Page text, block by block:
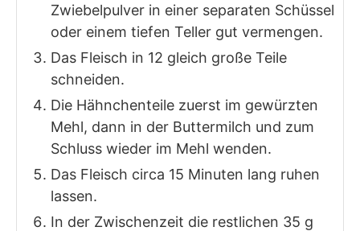
Zwiebelpulver in einer separaten Schüssel
oder einem tiefen Teller gut vermengen.
Das Fleisch in 12 gleich große Teile
schneiden.
Die Hähnchenteile zuerst im gewürzten
Mehl, dann in der Buttermilch und zum
Schluss wieder im Mehl wenden.
Das Fleisch circa 15 Minuten lang ruhen
lassen.
In der Zwischenzeit die restlichen 35 g